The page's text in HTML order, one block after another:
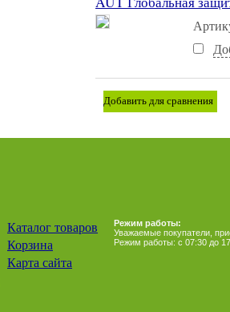
Каталог товаров
Корзина
Карта сайта
Режим работы:
Уважаемые покупатели,
Режим работы: с 07:30 до